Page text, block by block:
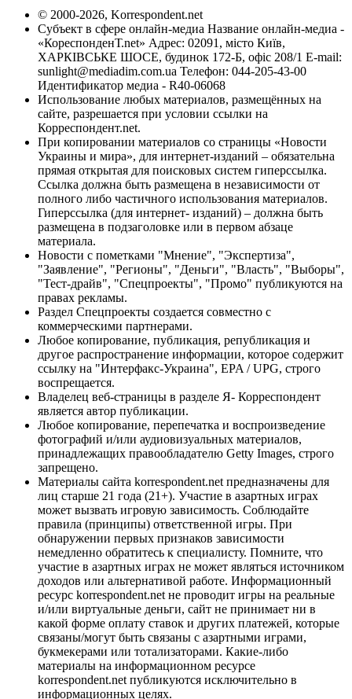
© 2000-2026, Korrespondent.net
Субъект в сфере онлайн-медиа Название онлайн-медиа -
«КореспонденТ.net» Адрес: 02091, місто Київ,
ХАРКІВСЬКЕ ШОСЕ, будинок 172-Б, офіс 208/1 E-mail:
sunlight@mediadim.com.ua Телефон: 044-205-43-00
Идентификатор медиа - R40-06068
Использование любых материалов, размещённых на
сайте, разрешается при условии ссылки на
Корреспондент.net.
При копировании материалов со страницы «Новости
Украины и мира», для интернет-изданий – обязательна
прямая открытая для поисковых систем гиперссылка.
Ссылка должна быть размещена в независимости от
полного либо частичного использования материалов.
Гиперссылка (для интернет- изданий) – должна быть
размещена в подзаголовке или в первом абзаце
материала.
Новости с пометками "Мнение", "Экспертиза",
"Заявление", "Регионы", "Деньги", "Власть", "Выборы",
"Тест-драйв", "Спецпроекты", "Промо" публикуются на
правах рекламы.
Раздел Спецпроекты создается совместно с
коммерческими партнерами.
Любое копирование, публикация, републикация и
другое распространение информации, которое содержит
ссылку на "Интерфакс-Украина", EPA / UPG, строго
воспрещается.
Владелец веб-страницы в разделе Я- Корреспондент
является автор публикации.
Любое копирование, перепечатка и воспроизведение
фотографий и/или аудиовизуальных материалов,
принадлежащих правообладателю Getty Images, строго
запрещено.
Материалы сайта korrespondent.net предназначены для
лиц старше 21 года (21+). Участие в азартных играх
может вызвать игровую зависимость. Соблюдайте
правила (принципы) ответственной игры. При
обнаружении первых признаков зависимости
немедленно обратитесь к специалисту. Помните, что
участие в азартных играх не может являться источником
доходов или альтернативой работе. Информационный
ресурс korrespondent.net не проводит игры на реальные
и/или виртуальные деньги, сайт не принимает ни в
какой форме оплату ставок и других платежей, которые
связаны/могут быть связаны с азартными играми,
букмекерами или тотализаторами. Какие-либо
материалы на информационном ресурсе
korrespondent.net публикуются исключительно в
информационных целях.